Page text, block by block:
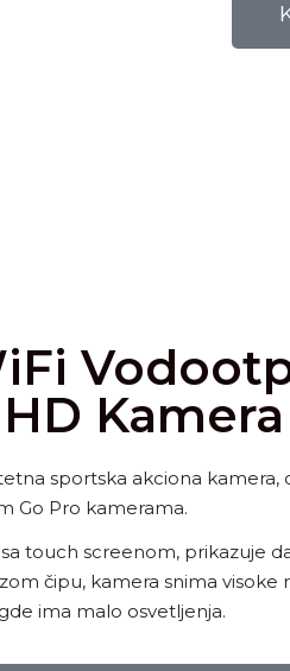
Kamera
sportska akciona kamera,
Go Pro kamerama.
touch screenom, prikazuje
čipu, kamera snima visoke
ima malo osvetljenja.